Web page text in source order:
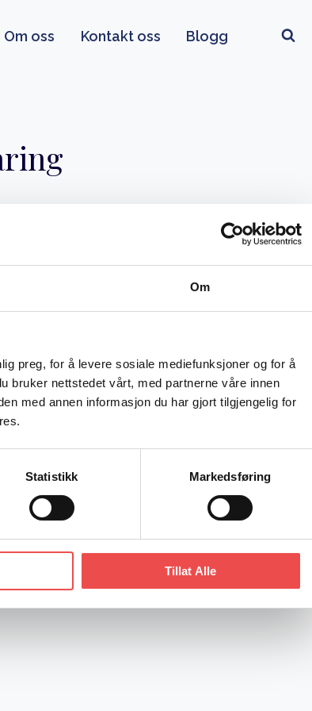
Om
preg, for å levere sosiale mediefunksjoner og for å
bruker nettstedet vårt, med partnerne våre innen
med annen informasjon du har gjort tilgjengelig for
Statistikk Markedsføring
Tillat Alle
Om oss Kontakt oss Blogg